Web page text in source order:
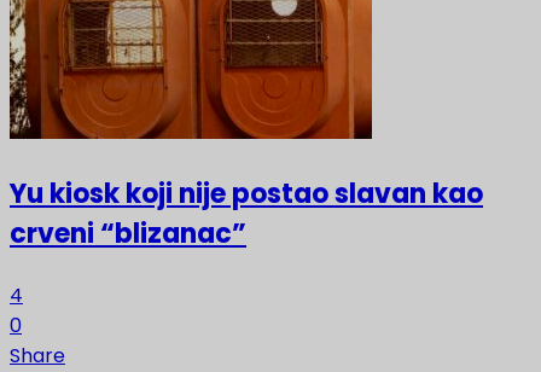
Yu kiosk koji nije postao slavan kao
crveni “blizanac”
4
0
Share